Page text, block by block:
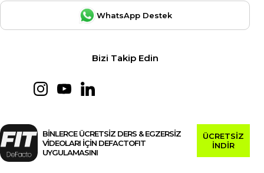
WhatsApp Destek
Bizi Takip Edin
BİNLERCE ÜCRETSİZ DERS & EGZERSİZ
VİDEOLARI İÇİN DEFACTOFIT
UYGULAMASINI
ÜCRETSİZ
İNDİR